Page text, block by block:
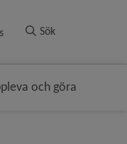
Sök
och göra